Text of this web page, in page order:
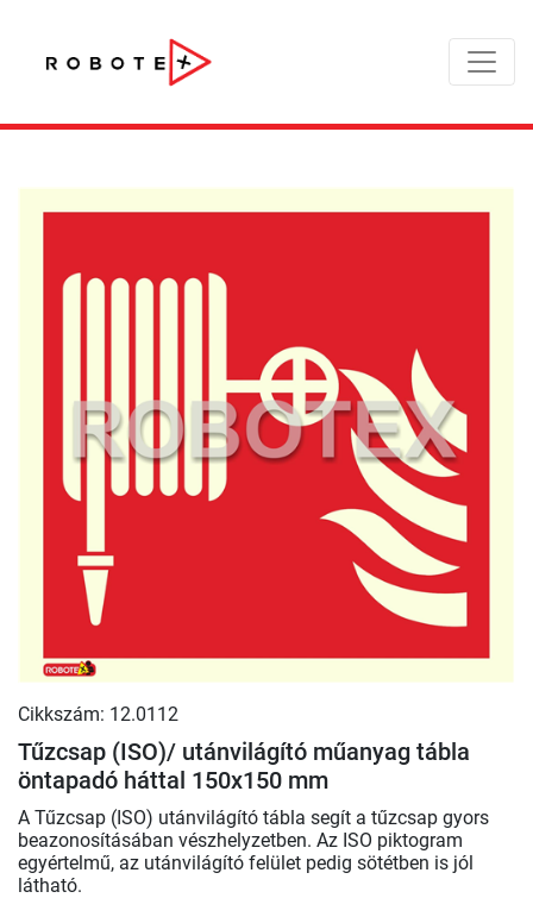
Cikkszám: 12.0112
Tűzcsap (ISO)/ utánvilágító műanyag tábla
öntapadó háttal 150x150 mm
A Tűzcsap (ISO) utánvilágító tábla segít a tűzcsap gyors
beazonosításában vészhelyzetben. Az ISO piktogram
egyértelmű, az utánvilágító felület pedig sötétben is jól
látható.